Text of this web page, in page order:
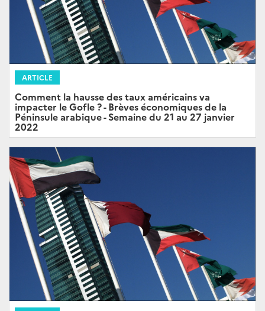
ARTICLE
Comment la hausse des taux américains va
impacter le Gofle ? - Brèves économiques de la
Péninsule arabique - Semaine du 21 au 27 janvier
2022